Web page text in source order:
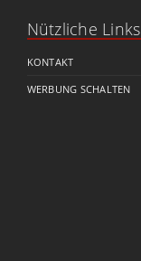
Nützliche Links
KONTAKT
WERBUNG SCHALTEN